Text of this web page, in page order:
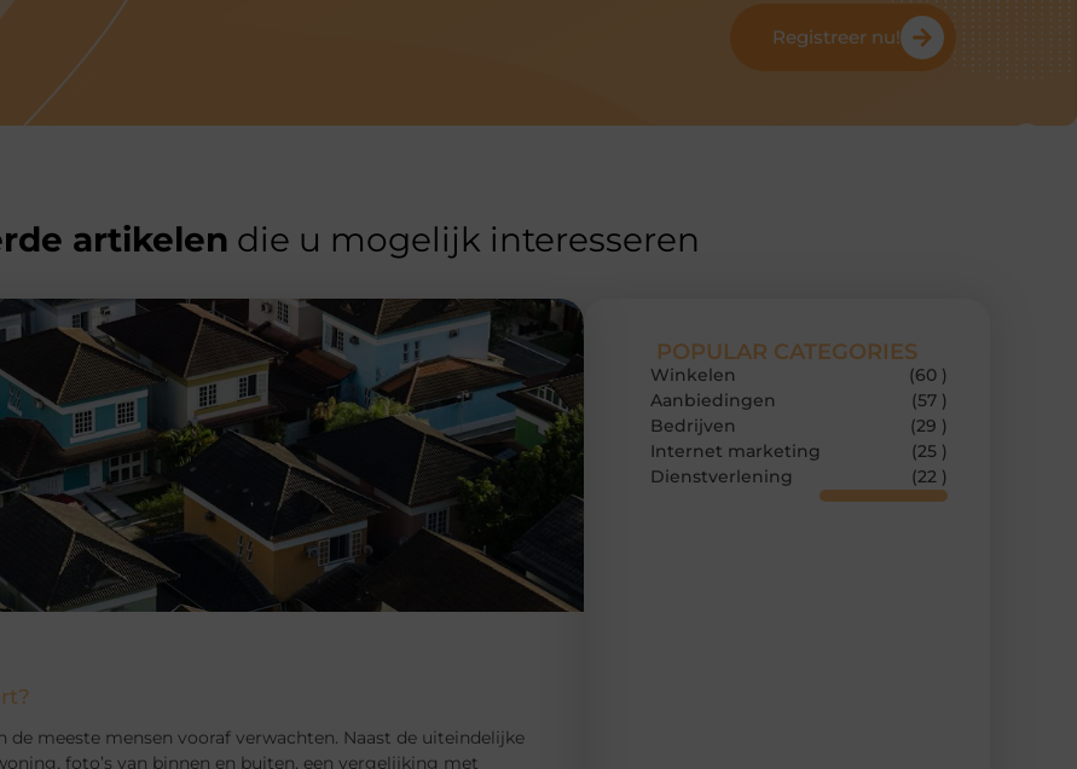
Registreer nu!
artikelen die u mogelijk interesseren
meeste mensen vooraf verwachten. Naast de uiteindelijke
foto’s van binnen en buiten, een vergelijking met
POPULAR CATEGORIES
Winkelen
(60 )
Aanbiedingen
(57 )
Bedrijven
(29 )
Internet marketing
(25 )
Dienstverlening
(22 )